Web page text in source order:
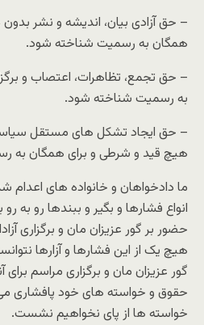
– حق آزادی بیان، اندیشه و نشر
همگان به رسمیت شناخته شود.
– حق تجمع، تظاهرات، اعتصاب و
به رسمیت شناخته شود.
– حق ایجاد تشکل های مستقل
هیچ قید و شرطی و برای همگان به
ما دادخواهان و خانواده های اعدام
انواع فشارها و بگیر و ببندها رو به
حضور بر گور عزیزان مان و برگزاری
هیچ یک از این فشارها و آزارها
گور عزیزان مان و برگزاری مراسم
حقوق و خواسته های خود پافشاری
خواسته ها از پای نخواهیم نشست.